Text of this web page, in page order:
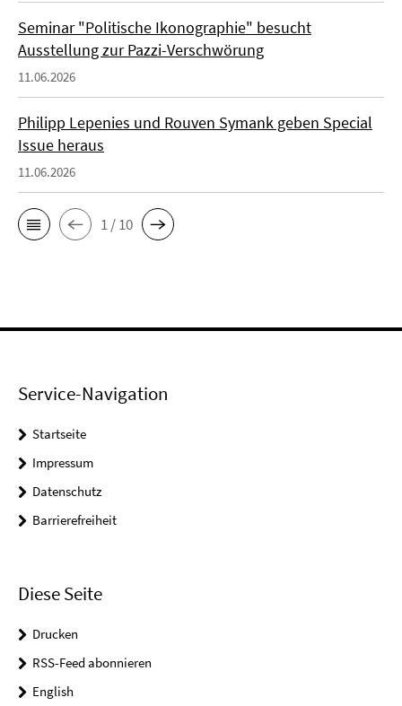
Seminar "Politische Ikonographie" besucht
Ausstellung zur Pazzi-Verschwörung
11.06.2026
Philipp Lepenies und Rouven Symank geben Special
Issue heraus
11.06.2026
1 / 10
Service-Navigation
Startseite
Impressum
Datenschutz
Barrierefreiheit
Diese Seite
Drucken
RSS-Feed abonnieren
English